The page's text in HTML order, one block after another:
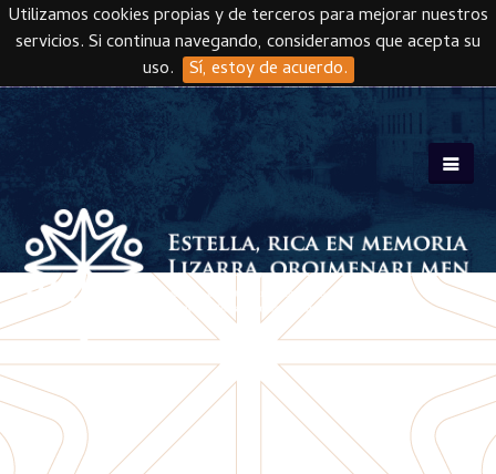
Utilizamos cookies propias y de terceros para mejorar nuestros
servicios. Si continua navegando, consideramos que acepta su
uso. Sí, estoy de acuerdo.
Skip to main content